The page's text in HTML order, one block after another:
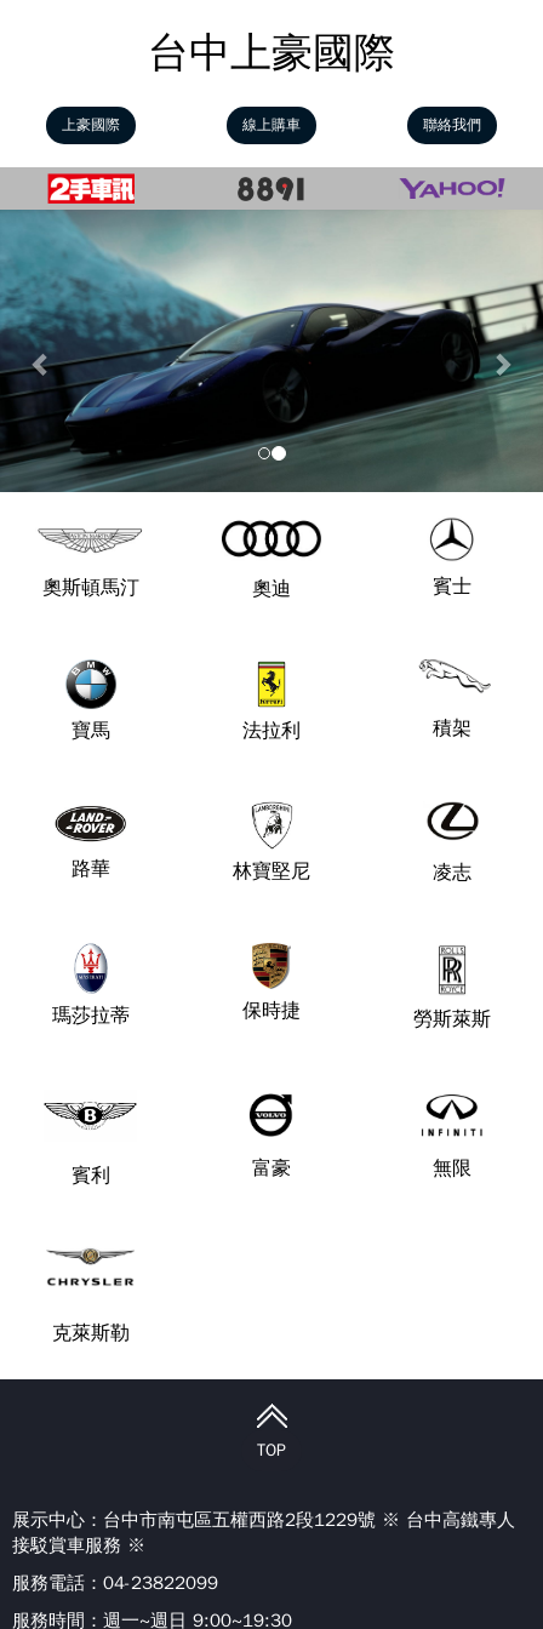
台中上豪國際
上豪國際 線上購車 聯絡我們
Previous
奧斯頓馬汀 奧迪 賓士
寶馬 法拉利 積架
路華 林寶堅尼 凌志
瑪莎拉蒂 保時捷 勞斯萊斯
賓利 富豪 無限
克萊斯勒
TOP
展示中心： 台中市南屯區五權西路2段1229號 ※ 台中高鐵專人
接駁賞車服務 ※
服務電話：04-23822099
服務時間：週一~週日 9:00~19:30